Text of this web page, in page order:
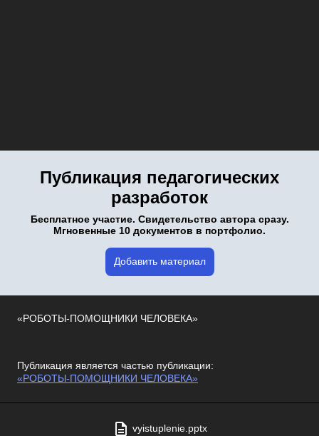
Публикация педагогических
разработок
Бесплатное участие. Свидетельство автора сразу.
Мгновенные 10 документов в портфолио.
Добавить материал
«РОБОТЫ-ПОМОЩНИКИ ЧЕЛОВЕКА»
Публикация является частью публикации:
«РОБОТЫ-ПОМОЩНИКИ ЧЕЛОВЕКА»
vyistuplenie.pptx